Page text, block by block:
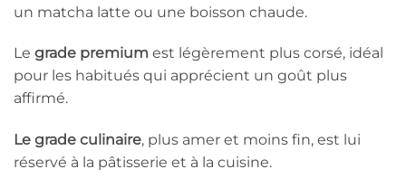
un matcha latte ou une boisson chaude.
Le grade premium est légèrement plus corsé, idéal
pour les habitués qui apprécient un goût plus
affirmé.
Le grade culinaire, plus amer et moins fin, est lui
réservé à la pâtisserie et à la cuisine.